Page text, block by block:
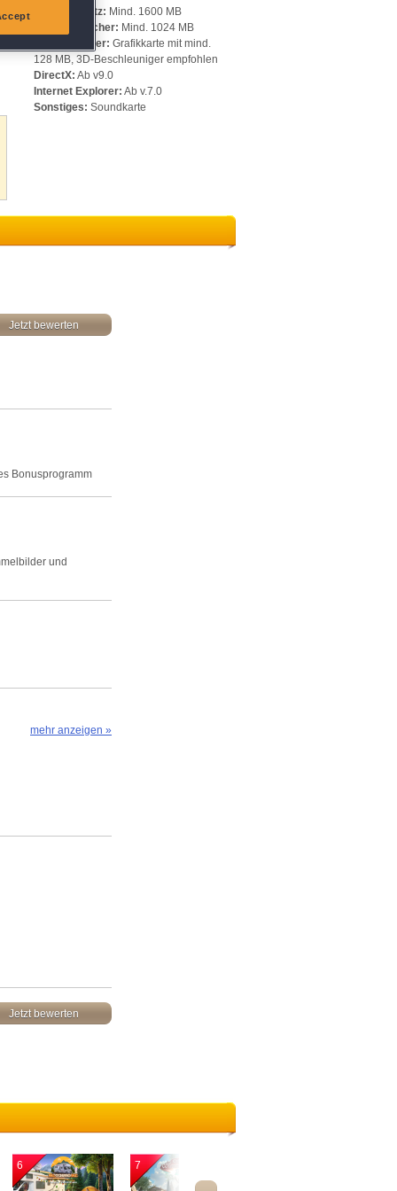
Speicherplatz: Mind. 1600 MB
Arbeitsspeicher: Mind. 1024 MB
Videospeicher: Grafikkarte mit mind.
128 MB, 3D-Beschleuniger empfohlen
DirectX: Ab v9.0
Internet Explorer: Ab v.7.0
Sonstiges: Soundkarte
Jetzt bewerten
Bonusprogramm
und
mehr anzeigen »
Jetzt bewerten
6 7